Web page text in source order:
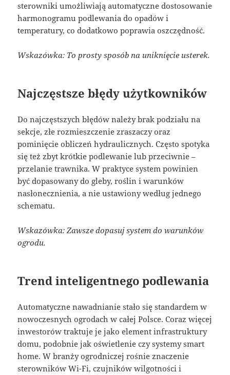
sterowniki umożliwiają automatyczne dostosowanie
harmonogramu podlewania do opadów i
temperatury, co dodatkowo poprawia oszczędność.
Wskazówka: To prosty sposób na uniknięcie usterek.
Najczęstsze błędy użytkowników
Do najczęstszych błędów należy brak podziału na
sekcje, złe rozmieszczenie zraszaczy oraz
pominięcie obliczeń hydraulicznych. Często spotyka
się też zbyt krótkie podlewanie lub przeciwnie –
przelanie trawnika. W praktyce system powinien
być dopasowany do gleby, roślin i warunków
nasłonecznienia, a nie ustawiony według jednego
schematu.
Wskazówka: Zawsze dopasuj system do warunków
ogrodu.
Trend inteligentnego podlewania
Automatyczne nawadnianie stało się standardem w
nowoczesnych ogrodach w całej Polsce. Coraz więcej
inwestorów traktuje je jako element infrastruktury
domu, podobnie jak oświetlenie czy systemy smart
home. W branży ogrodniczej rośnie znaczenie
sterowników Wi-Fi, czujników wilgotności i